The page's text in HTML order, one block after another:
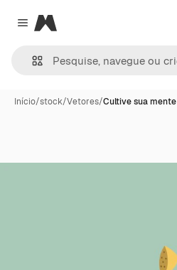
Close menu
Magnific
Início/stock/Vetores/Cultive sua mente